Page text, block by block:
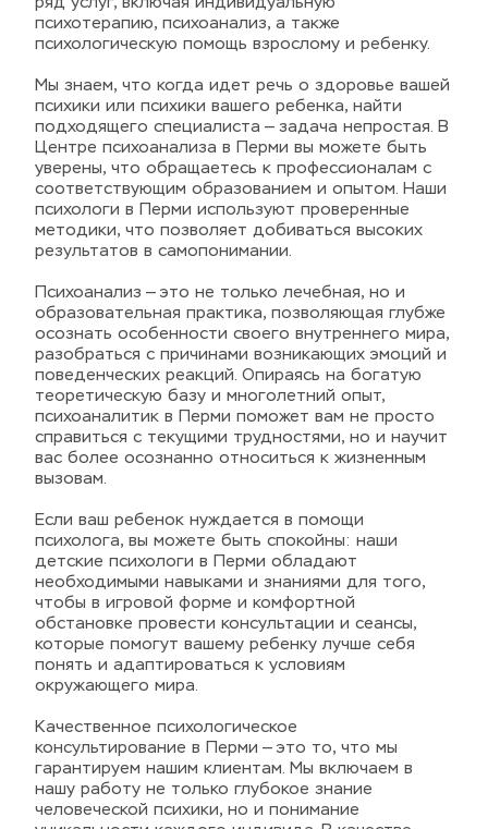
психотерапию, психоанализ, а также
психологическую помощь взрослому и ребенку.
Мы знаем, что когда идет речь о здоровье вашей
психики или психики вашего ребенка, найти
подходящего специалиста — задача непростая. В
Центре психоанализа в Перми вы можете быть
уверены, что обращаетесь к профессионалам с
соответствующим образованием и опытом. Наши
психологи в Перми используют проверенные
методики, что позволяет добиваться высоких
результатов в самопонимании.
Психоанализ — это не только лечебная, но и
образовательная практика, позволяющая глубже
осознать особенности своего внутреннего мира,
разобраться с причинами возникающих эмоций и
поведенческих реакций. Опираясь на богатую
теоретическую базу и многолетний опыт,
психоаналитик в Перми поможет вам не просто
справиться с текущими трудностями, но и научит
вас более осознанно относиться к жизненным
вызовам.
Если ваш ребенок нуждается в помощи
психолога, вы можете быть спокойны: наши
детские психологи в Перми обладают
необходимыми навыками и знаниями для того,
чтобы в игровой форме и комфортной
обстановке провести консультации и сеансы,
которые помогут вашему ребенку лучше себя
понять и адаптироваться к условиям
окружающего мира.
Качественное психологическое
консультирование в Перми — это то, что мы
гарантируем нашим клиентам. Мы включаем в
нашу работу не только глубокое знание
человеческой психики, но и понимание